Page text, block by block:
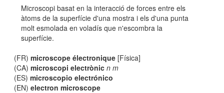
Microscopi basat en la interacció de forces entre els
àtoms de la superfície d'una mostra i els d'una punta
molt esmolada en voladís que n'escombra la
superfície.
(FR)microscope électronique [Física]
(CA)microscopi electrònic n m
(ES)microscopio electrónico
(EN)electron microscope